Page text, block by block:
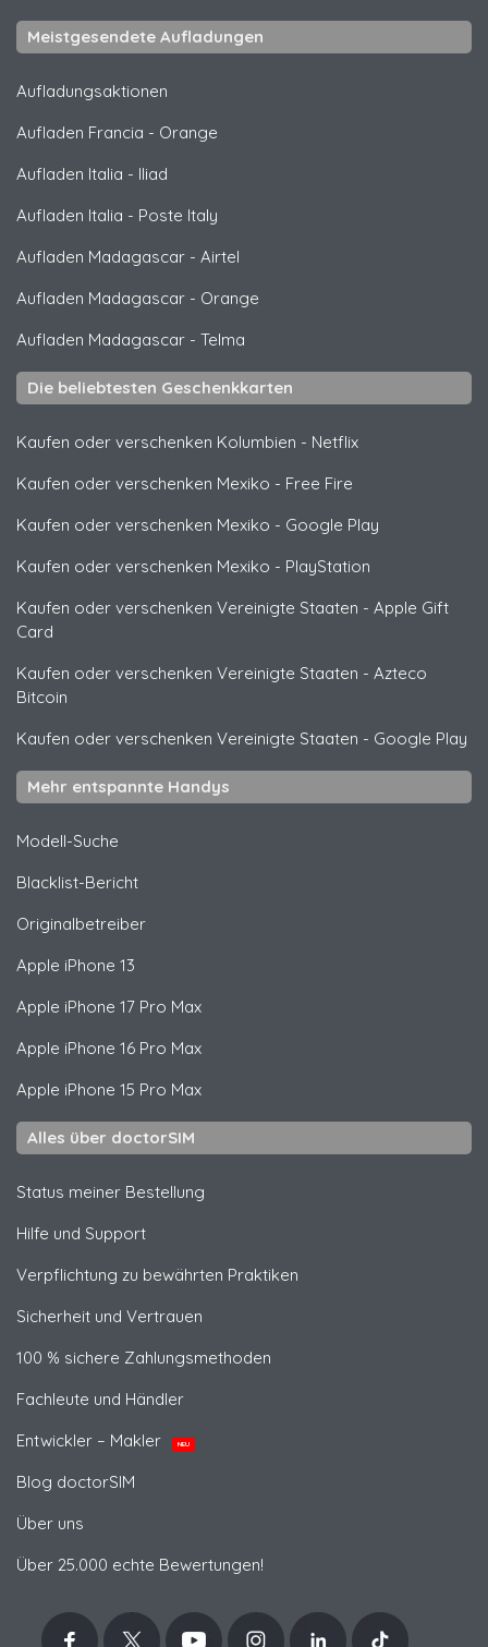
Meistgesendete Aufladungen
Aufladungsaktionen
Aufladen Francia - Orange
Aufladen Italia - Iliad
Aufladen Italia - Poste Italy
Aufladen Madagascar - Airtel
Aufladen Madagascar - Orange
Aufladen Madagascar - Telma
Die beliebtesten Geschenkkarten
Kaufen oder verschenken Kolumbien - Netflix
Kaufen oder verschenken Mexiko - Free Fire
Kaufen oder verschenken Mexiko - Google Play
Kaufen oder verschenken Mexiko - PlayStation
Kaufen oder verschenken Vereinigte Staaten - Apple Gift
Card
Kaufen oder verschenken Vereinigte Staaten - Azteco
Bitcoin
Kaufen oder verschenken Vereinigte Staaten - Google Play
Mehr entspannte Handys
Modell-Suche
Blacklist-Bericht
Originalbetreiber
Apple iPhone 13
Apple iPhone 17 Pro Max
Apple iPhone 16 Pro Max
Apple iPhone 15 Pro Max
Alles über doctorSIM
Status meiner Bestellung
Hilfe und Support
Verpflichtung zu bewährten Praktiken
Sicherheit und Vertrauen
100 % sichere Zahlungsmethoden
Fachleute und Händler
Entwickler – Makler
NEU
Blog doctorSIM
Über uns
Über 25.000 echte Bewertungen!